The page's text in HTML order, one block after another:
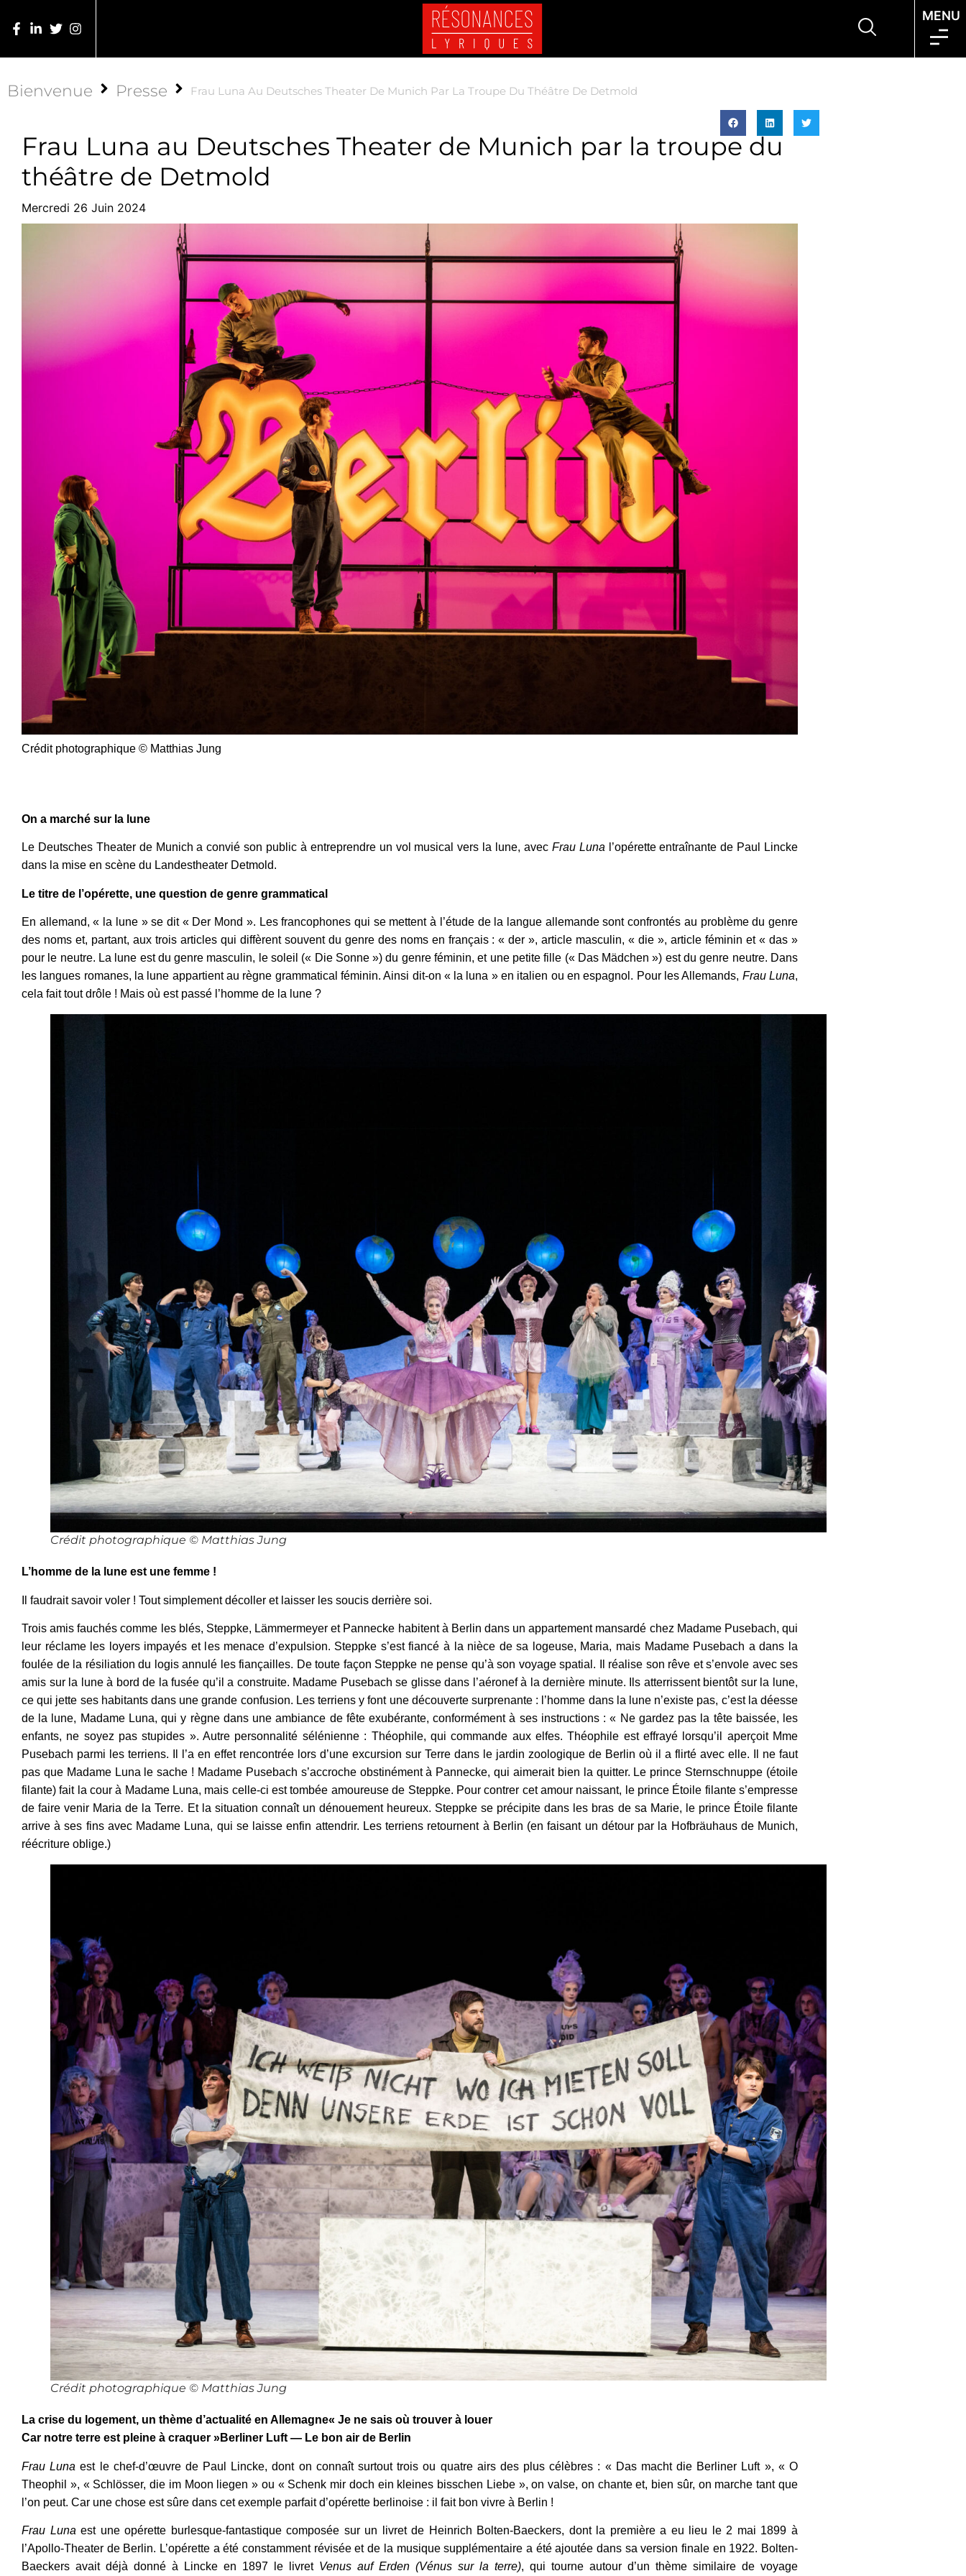
MENU
Bienvenue Presse Frau Luna Au Deutsches Theater De Munich Par La Troupe Du Théâtre De Detmold
Frau Luna au Deutsches Theater de Munich par la troupe du
théâtre de Detmold
Mercredi 26 Juin 2024
Crédit photographique © Matthias Jung
On a marché sur la lune
Le Deutsches Theater de Munich a convié son public à entreprendre un vol musical vers la lune, avec Frau Luna l’opérette entraînante de Paul Lincke
dans la mise en scène du Landestheater Detmold.
Le titre de l’opérette, une question de genre grammatical
En allemand, « la lune » se dit « Der Mond ». Les francophones qui se mettent à l’étude de la langue allemande sont confrontés au problème du genre
des noms et, partant, aux trois articles qui diffèrent souvent du genre des noms en français : « der », article masculin, « die », article féminin et « das »
pour le neutre. La lune est du genre masculin, le soleil (« Die Sonne ») du genre féminin, et une petite fille (« Das Mädchen ») est du genre neutre. Dans
les langues romanes, la lune appartient au règne grammatical féminin. Ainsi dit-on « la luna » en italien ou en espagnol. Pour les Allemands, Frau Luna,
cela fait tout drôle ! Mais où est passé l’homme de la lune ?
Crédit photographique © Matthias Jung
L’homme de la lune est une femme !
Il faudrait savoir voler ! Tout simplement décoller et laisser les soucis derrière soi.
Trois amis fauchés comme les blés, Steppke, Lämmermeyer et Pannecke habitent à Berlin dans un appartement mansardé chez Madame Pusebach, qui
leur réclame les loyers impayés et les menace d’expulsion. Steppke s’est fiancé à la nièce de sa logeuse, Maria, mais Madame Pusebach a dans la
foulée de la résiliation du logis annulé les fiançailles. De toute façon Steppke ne pense qu’à son voyage spatial. Il réalise son rêve et s’envole avec ses
amis sur la lune à bord de la fusée qu’il a construite. Madame Pusebach se glisse dans l’aéronef à la dernière minute. Ils atterrissent bientôt sur la lune,
ce qui jette ses habitants dans une grande confusion. Les terriens y font une découverte surprenante : l’homme dans la lune n’existe pas, c’est la déesse
de la lune, Madame Luna, qui y règne dans une ambiance de fête exubérante, conformément à ses instructions : « Ne gardez pas la tête baissée, les
enfants, ne soyez pas stupides ». Autre personnalité sélénienne : Théophile, qui commande aux elfes. Théophile est effrayé lorsqu’il aperçoit Mme
Pusebach parmi les terriens. Il l’a en effet rencontrée lors d’une excursion sur Terre dans le jardin zoologique de Berlin où il a flirté avec elle. Il ne faut
pas que Madame Luna le sache ! Madame Pusebach s’accroche obstinément à Pannecke, qui aimerait bien la quitter. Le prince Sternschnuppe (étoile
filante) fait la cour à Madame Luna, mais celle-ci est tombée amoureuse de Steppke. Pour contrer cet amour naissant, le prince Étoile filante s’empresse
de faire venir Maria de la Terre. Et la situation connaît un dénouement heureux. Steppke se précipite dans les bras de sa Marie, le prince Étoile filante
arrive à ses fins avec Madame Luna, qui se laisse enfin attendrir. Les terriens retournent à Berlin (en faisant un détour par la Hofbräuhaus de Munich,
réécriture oblige.)
Crédit photographique © Matthias Jung
La crise du logement, un thème d’actualité en Allemagne« Je ne sais où trouver à louer
Car notre terre est pleine à craquer »Berliner Luft — Le bon air de Berlin
Frau Luna est le chef-d’œuvre de Paul Lincke, dont on connaît surtout trois ou quatre airs des plus célèbres : « Das macht die Berliner Luft », « O
Theophil », « Schlösser, die im Moon liegen » ou « Schenk mir doch ein kleines bisschen Liebe », on valse, on chante et, bien sûr, on marche tant que
l’on peut. Car une chose est sûre dans cet exemple parfait d’opérette berlinoise : il fait bon vivre à Berlin !
Frau Lunaest une opérette burlesque-fantastique composée sur un livret de Heinrich Bolten-Baeckers, dont la première a eu lieu le 2 mai 1899 à
l’Apollo-Theater de Berlin. L’opérette a été constamment révisée et de la musique supplémentaire a été ajoutée dans sa version finale en 1922. Bolten-
Baeckers avait déjà donné à Lincke en 1897 le livret Venus auf Erden (Vénus sur la terre), qui tourne autour d’un thème similaire de voyage